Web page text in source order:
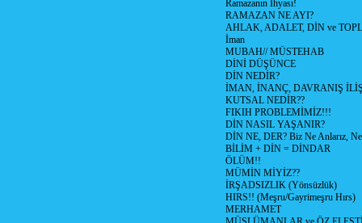
Ramazanın İhyası!
RAMAZAN NE AYI?
AHLAK, ADALET, DİN ve
İman
MUBAH// MÜSTEHAB
DİNİ DÜŞÜNCE
DİN NEDİR?
İMAN, İNANÇ, DAVRANIŞ
KUTSAL NEDİR??
FIKIH PROBLEMİMİZ!!!
DİN NASIL YAŞANIR?
DİN NE, DER? Biz Ne Anlarız, Ne
BİLİM + DİN = DİNDAR
ÖLÜM!!
MÜMİN MİYİZ??
İRŞADSIZLIK (Yönsüzlük)
HIRS!! (Meşru/Gayrimeşru Hırs)
MERHAMET